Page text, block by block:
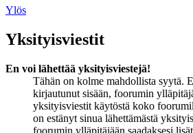
Ylös
Yksityisviestit
En voi lähettää yksityisviestejä!
Tähän on kolme mahdollista syytä.
kirjautunut sisään, foorumin
yksityisviestit käytöstä koko
on estänyt sinua lähettämästä